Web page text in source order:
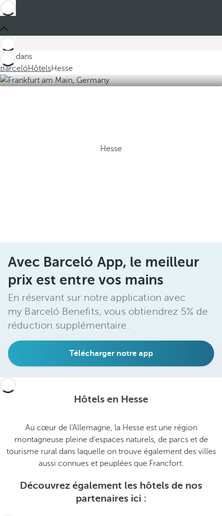
Ces dans
BarcelóHôtelsHesse
Hesse
Avec Barceló App, le meilleur
prix est entre vos mains
En réservant sur notre application avec
my Barceló Benefits, vous obtiendrez 5% de
réduction supplémentaire.
Télécharger notre app
Hôtels en Hesse
Au cœur de l'Allemagne, la Hesse est une région
montagneuse pleine d'espaces naturels, de parcs et de
tourisme rural dans laquelle on trouve également des villes
aussi connues et peuplées que Francfort.
Découvrez également les hôtels de nos
partenaires ici :